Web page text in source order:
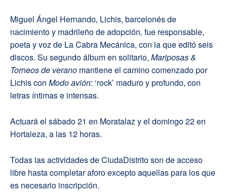
Miguel Ángel Hernando, Lichis, barcelonés de
nacimiento y madrileño de adopción, fue responsable,
poeta y voz de La Cabra Mecánica, con la que editó seis
discos. Su segundo álbum en solitario, Mariposas &
Torneos de verano mantiene el camino comenzado por
Lichis con Modo avión: ‘rock’ maduro y profundo, con
letras íntimas e intensas.
Actuará el sábado 21 en Moratalaz y el domingo 22 en
Hortaleza, a las 12 horas.
Todas las actividades de CiudaDistrito son de acceso
libre hasta completar aforo excepto aquellas para los que
es necesario inscripción.